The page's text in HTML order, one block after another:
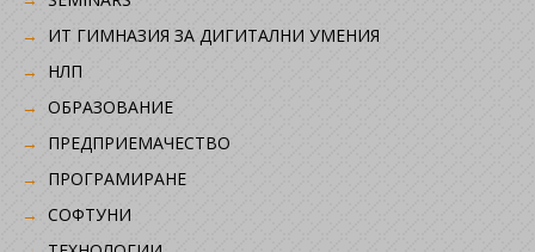
ИТ ГИМНАЗИЯ ЗА ДИГИТАЛНИ УМЕНИЯ
НЛП
ОБРАЗОВАНИЕ
ПРЕДПРИЕМАЧЕСТВО
ПРОГРАМИРАНЕ
СОФТУНИ